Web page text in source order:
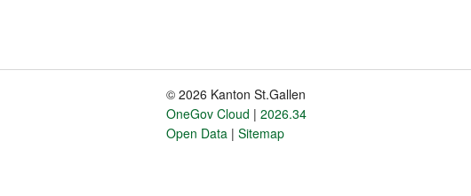
© 2026 Kanton St.Gallen
OneGov Cloud
2026.34
Open Data Sitemap